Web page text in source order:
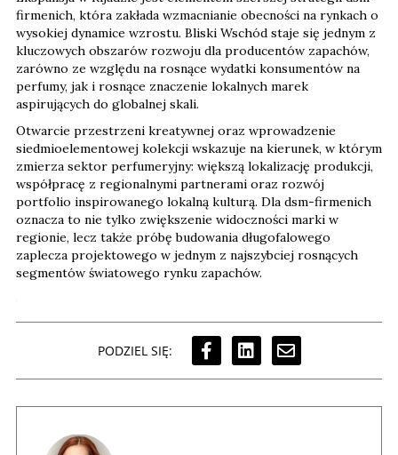
firmenich, która zakłada wzmacnianie obecności na rynkach o
wysokiej dynamice wzrostu. Bliski Wschód staje się jednym z
kluczowych obszarów rozwoju dla producentów zapachów,
zarówno ze względu na rosnące wydatki konsumentów na
perfumy, jak i rosnące znaczenie lokalnych marek
aspirujących do globalnej skali.
Otwarcie przestrzeni kreatywnej oraz wprowadzenie
siedmioelementowej kolekcji wskazuje na kierunek, w którym
zmierza sektor perfumeryjny: większą lokalizację produkcji,
współpracę z regionalnymi partnerami oraz rozwój
portfolio inspirowanego lokalną kulturą. Dla dsm-firmenich
oznacza to nie tylko zwiększenie widoczności marki w
regionie, lecz także próbę budowania długofalowego
zaplecza projektowego w jednym z najszybciej rosnących
segmentów światowego rynku zapachów.
PODZIEL SIĘ: